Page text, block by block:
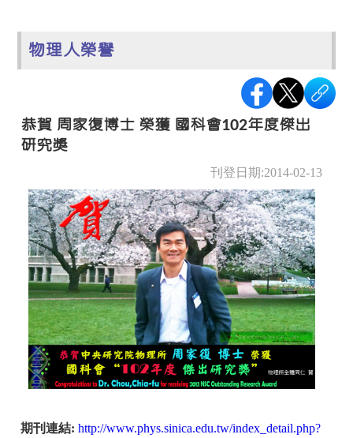
物理人榮譽
恭賀 周家復博士 榮獲 國科會102年度傑出
研究獎
刊登日期:2014-02-13
期刊連結: http://www.phys.sinica.edu.tw/index_detail.php?